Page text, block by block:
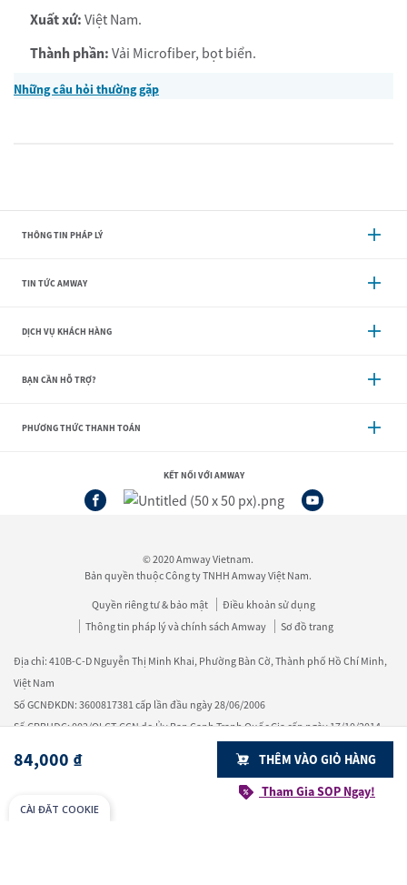
Xuất xứ: Việt Nam.
Thành phần: Vải Microfiber, bọt biển.
Những câu hỏi thường gặp
84,000 ₫
THÊM VÀO GIỎ HÀNG
Tham Gia SOP Ngay!
THÔNG TIN PHÁP LÝ
TIN TỨC AMWAY
DỊCH VỤ KHÁCH HÀNG
BẠN CẦN HỖ TRỢ?
PHƯƠNG THỨC THANH TOÁN
KẾT NỐI VỚI AMWAY
© 2020 Amway Vietnam.
Bản quyền thuộc Công ty TNHH Amway Việt Nam.
Quyền riêng tư & bảo mật
Điều khoản sử dụng
Thông tin pháp lý và chính sách Amway
Sơ đồ trang
Địa chỉ: 410B-C-D Nguyễn Thị Minh Khai, Phường Bàn Cờ, Thành phố Hồ Chí Minh,
Việt Nam
Số GCNĐKDN: 3600817381 cấp lần đầu ngày 28/06/2006
Số GPBHĐC: 002/QLCT-GCN do Ủy Ban Cạnh Tranh Quốc Gia cấp ngày 17/10/2014,
Số GPKD: 3600817381/KD-0058 cấp lần đầu ngày 05/7/2017
Tổng đài: 1800 1700 - Email: vnhelpdesk@amway.com.vn
CÀI ĐẶT COOKIE